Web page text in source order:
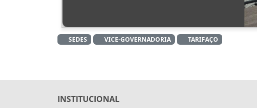
SEDES VICE-GOVERNADORIA TARIFAÇO
INSTITUCIONAL